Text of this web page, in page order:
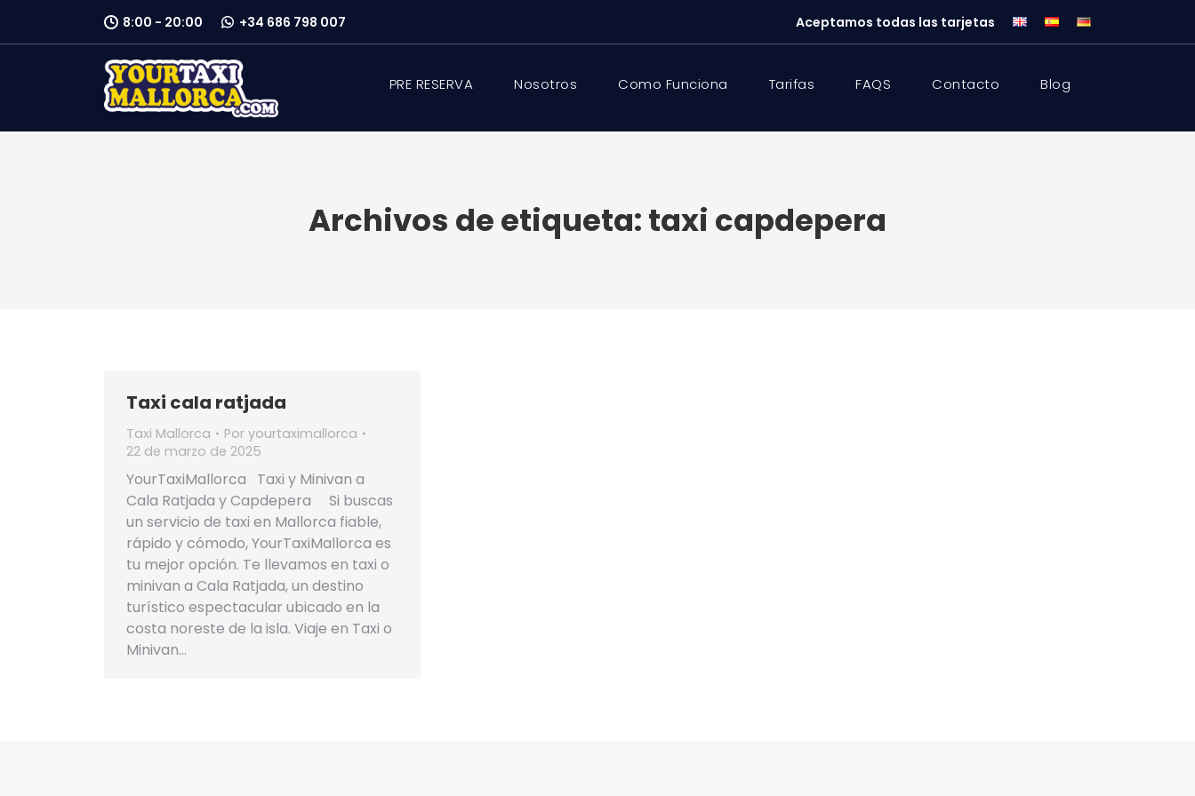
8:00 - 20:00 +34 686 798 007 Aceptamos todas las tarjetas
PRE RESERVA Nosotros Como Funciona Tarifas FAQS Contacto Blog
Archivos de etiqueta:taxi capdepera
Taxi cala ratjada
Taxi Mallorca Por yourtaximallorca
22 de marzo de 2025
YourTaxiMallorca Taxi y Minivan a
Cala Ratjada y Capdepera Si buscas
un servicio de taxi en Mallorca fiable,
rápido y cómodo, YourTaxiMallorca es
tu mejor opción. Te llevamos en taxi o
minivan a Cala Ratjada, un destino
turístico espectacular ubicado en la
costa noreste de la isla. Viaje en Taxi o
Minivan…